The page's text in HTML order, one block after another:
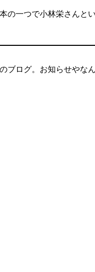
の一つで小林栄さん
ブログ。お知らせやなん